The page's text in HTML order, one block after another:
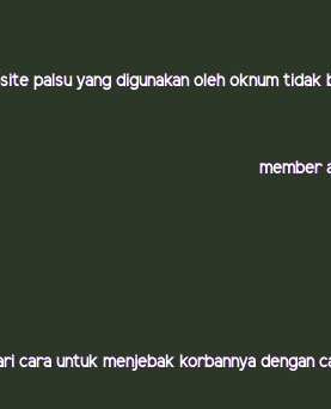
palsu yang digunakan oleh oknum
member
cara untuk menjebak korbannya dengan